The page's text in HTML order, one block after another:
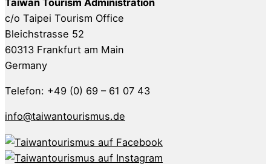
c/o Taipei Tourism Office
Bleichstrasse 52
60313 Frankfurt am Main
Germany
Telefon: +49 (0) 69 – 61 07 43
info@taiwantourismus.de